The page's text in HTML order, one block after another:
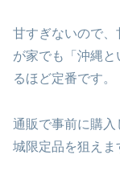
甘すぎないので
が家でも「沖縄
るほど定番です。
通販で事前に購入
城限定品を狙えま